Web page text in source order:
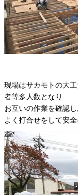
現場はサカモトの大
者等多人数となり
お互いの作業を確認
よく打合せをして安